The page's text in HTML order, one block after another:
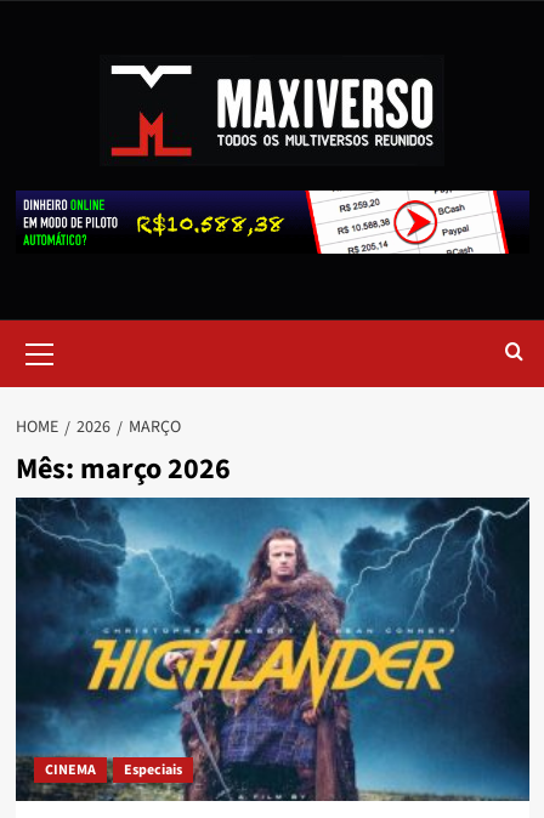
HOME 2026 MARÇO
Mês: março 2026
CINEMA Especiais